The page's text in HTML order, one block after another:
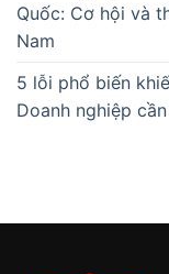
Quốc: Cơ hội và
Nam
5 lỗi phổ biến
Doanh nghiệp